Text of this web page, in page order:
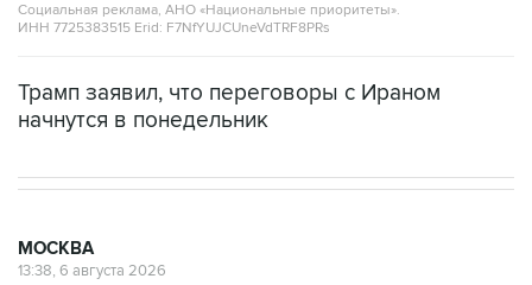
Социальная реклама, АНО «Национальные приоритеты».
ИНН 7725383515 Erid: F7NfYUJCUneVdTRF8PRs
Трамп заявил, что переговоры с Ираном
начнутся в понедельник
МОСКВА
13:38, 6 августа 2026